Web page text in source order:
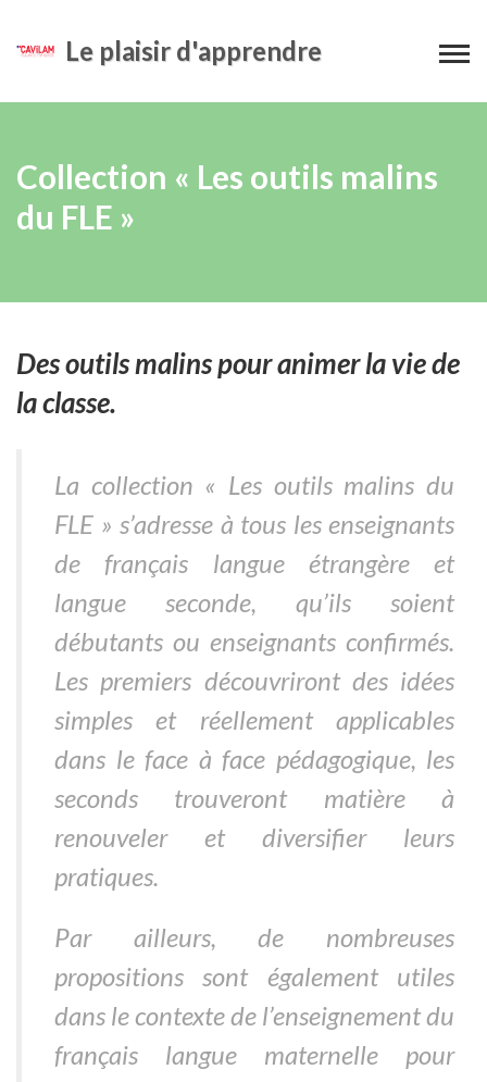
Le plaisir d'apprendre
Collection « Les outils malins
du FLE »
Des outils malins pour animer la vie de
la classe.
La collection « Les outils malins du
FLE » s’adresse à tous les enseignants
de français langue étrangère et
langue seconde, qu’ils soient
débutants ou enseignants confirmés.
Les premiers découvriront des idées
simples et réellement applicables
dans le face à face pédagogique, les
seconds trouveront matière à
renouveler et diversifier leurs
pratiques.
Par ailleurs, de nombreuses
propositions sont également utiles
dans le contexte de l’enseignement du
français langue maternelle pour